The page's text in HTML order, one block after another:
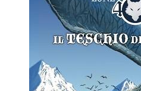
Giochi di Carte Collezionabili
Miniature